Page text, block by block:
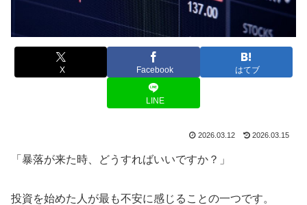
X Facebook はてブ
LINE
2026.03.12 2026.03.15
「暴落が来た時、どうすればいいですか？」
投資を始めた人が最も不安に感じることの一つです。